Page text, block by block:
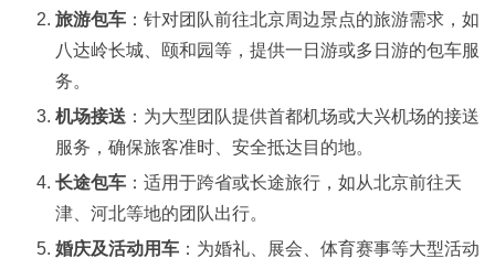
旅游包车 ：​针对团队前往北京周边景点的旅游需求，如
八达岭长城、颐和园等，提供一日游或多日游的包车服
务。
机场接送 ：​为大型团队提供首都机场或大兴机场的接送
服务，确保旅客准时、安全抵达目的地。​
长途包车 ：​适用于跨省或长途旅行，如从北京前往天
津、河北等地的团队出行。​
婚庆及活动用车 ：​为婚礼、展会、体育赛事等大型活动